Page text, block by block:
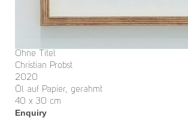
Ohne Titel
Christian Probst
2020
Öl auf Papier, gerahmt
40 x 30 cm
Enquiry